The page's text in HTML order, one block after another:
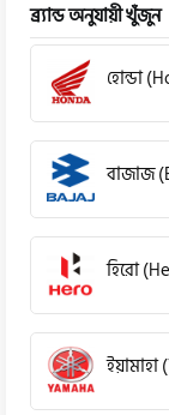
ব্র্যান্ড অনুযায়ী খুঁজুন
হোন্ডা
বাজাজ
হিরো